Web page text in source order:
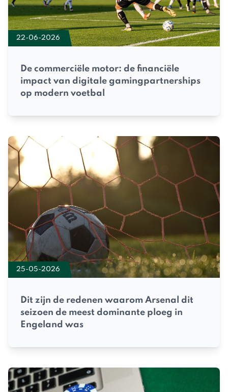
22-06-2026
De commerciële motor: de financiële
impact van digitale gamingpartnerships
op modern voetbal
25-05-2026
Dit zijn de redenen waarom Arsenal dit
seizoen de meest dominante ploeg in
Engeland was